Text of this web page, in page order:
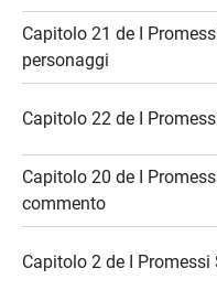
Capitolo 21 de I
personaggi
Capitolo 22 de I
Capitolo 20 de I
commento
Capitolo 2 de I